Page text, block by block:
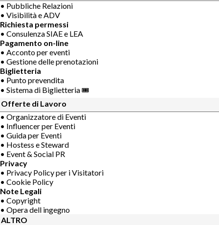
• Pubbliche Relazioni
• Visibilità e ADV
Richiesta permessi
• Consulenza SIAE e LEA
Pagamento on-line
• Acconto per eventi
• Gestione delle prenotazioni
Biglietteria
• Punto prevendita
• Sistema di Biglietteria 🎟
Offerte di Lavoro
• Organizzatore di Eventi
• Influencer per Eventi
• Guida per Eventi
• Hostess e Steward
• Event & Social PR
Privacy
• Privacy Policy per i Visitatori
• Cookie Policy
Note Legali
• Copyright
• Opera dell ingegno
ALTRO